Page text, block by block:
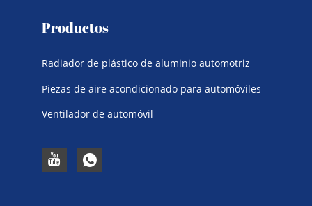
Productos
Radiador de plástico de aluminio automotriz
Piezas de aire acondicionado para automóviles
Ventilador de automóvil